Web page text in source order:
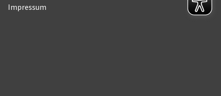
Impressum